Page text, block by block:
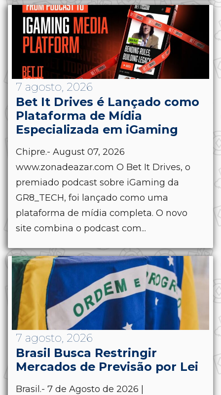
7 agosto, 2026
Bet It Drives é Lançado como
Plataforma de Mídia
Especializada em iGaming
Chipre.- August 07, 2026
www.zonadeazar.com O Bet It Drives, o
premiado podcast sobre iGaming da
GR8_TECH, foi lançado como uma
plataforma de mídia completa. O novo
site combina o podcast com...
7 agosto, 2026
Brasil Busca Restringir
Mercados de Previsão por Lei
Brasil.- 7 de Agosto de 2026 |